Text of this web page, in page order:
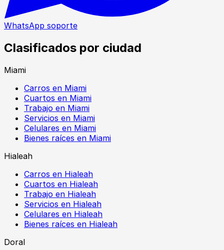
WhatsApp soporte
Clasificados por ciudad
Miami
Carros en Miami
Cuartos en Miami
Trabajo en Miami
Servicios en Miami
Celulares en Miami
Bienes raíces en Miami
Hialeah
Carros en Hialeah
Cuartos en Hialeah
Trabajo en Hialeah
Servicios en Hialeah
Celulares en Hialeah
Bienes raíces en Hialeah
Doral